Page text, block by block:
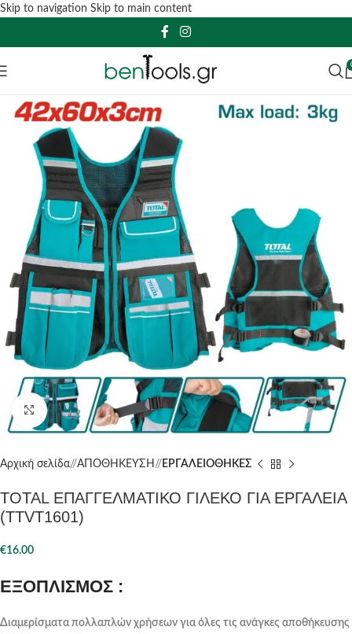
Skip to navigation Skip to main content
Click to enlarge
Αρχική σελίδα/ ΑΠΟΘΗΚΕΥΣΗ / ΕΡΓΑΛΕΙΟΘΗΚΕΣ
TOTAL ΕΠΑΓΓΕΛΜΑΤΙΚΟ ΓΙΛΕΚΟ ΓΙΑ ΕΡΓΑΛΕΙΑ
(TTVT1601)
€16.00
ΕΞΟΠΛΙΣΜΟΣ :
Διαμερίσματα πολλαπλών χρήσεων για όλες τις ανάγκες αποθήκευσης